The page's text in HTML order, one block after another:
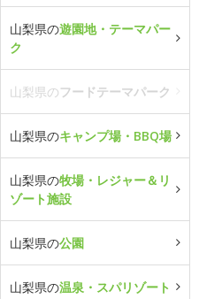
山梨県の遊園地・テーマパー
ク
山梨県のフードテーマパーク
山梨県のキャンプ場・BBQ場
山梨県の牧場・レジャー＆リ
ゾート施設
山梨県の公園
山梨県の温泉・スパリゾート